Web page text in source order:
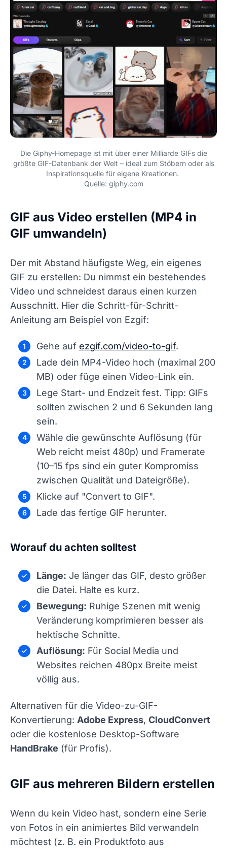
Die Giphy-Homepage ist mit über einer Milliarde GIFs die
größte GIF-Datenbank der Welt – ideal zum Stöbern oder als
Inspirationsquelle für eigene Kreationen.
Quelle: giphy.com
GIF aus Video erstellen (MP4 in
GIF umwandeln)
Der mit Abstand häufigste Weg, ein eigenes
GIF zu erstellen: Du nimmst ein bestehendes
Video und schneidest daraus einen kurzen
Ausschnitt. Hier die Schritt-für-Schritt-
Anleitung am Beispiel von Ezgif:
Gehe auf ezgif.com/video-to-gif.
Lade dein MP4-Video hoch (maximal 200
MB) oder füge einen Video-Link ein.
Lege Start- und Endzeit fest. Tipp: GIFs
sollten zwischen 2 und 6 Sekunden lang
sein.
Wähle die gewünschte Auflösung (für
Web reicht meist 480p) und Framerate
(10–15 fps sind ein guter Kompromiss
zwischen Qualität und Dateigröße).
Klicke auf "Convert to GIF".
Lade das fertige GIF herunter.
Worauf du achten solltest
Länge: Je länger das GIF, desto größer
die Datei. Halte es kurz.
Bewegung: Ruhige Szenen mit wenig
Veränderung komprimieren besser als
hektische Schnitte.
Auflösung: Für Social Media und
Websites reichen 480px Breite meist
völlig aus.
Alternativen für die Video-zu-GIF-
Konvertierung: Adobe Express, CloudConvert
oder die kostenlose Desktop-Software
HandBrake (für Profis).
GIF aus mehreren Bildern erstellen
Wenn du kein Video hast, sondern eine Serie
von Fotos in ein animiertes Bild verwandeln
möchtest (z. B. ein Produktfoto aus